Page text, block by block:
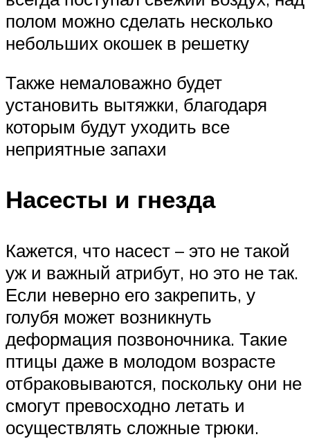
полом можно сделать несколько
небольших окошек в решетку
Также немаловажно будет
установить вытяжки, благодаря
которым будут уходить все
неприятные запахи
Насесты и гнезда
Кажется, что насест – это не такой
уж и важный атрибут, но это не так.
Если неверно его закрепить, у
голубя может возникнуть
деформация позвоночника. Такие
птицы даже в молодом возрасте
отбраковываются, поскольку они не
смогут превосходно летать и
осуществлять сложные трюки.